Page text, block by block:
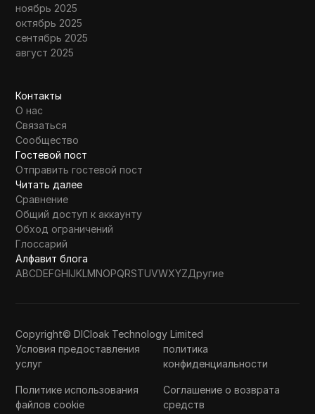
ноябрь 2025
октябрь 2025
сентябрь 2025
август 2025
Контакты
О нас
Связаться
Сообщество
Гостевой пост
Отправить гостевой пост
Читать далее
Сравнение
Общий доступ к аккаунту
Обход ограничений
Глоссарий
Алфавит блога
ABCDEFGHIJKLMNOPQRSTUVWXYZДругие
Copyright© DICloak Technology Limited
Условия предоставления
услуг
политика
конфиденциальности
Политике использования
файлов cookie
Соглашение о возврата
средств